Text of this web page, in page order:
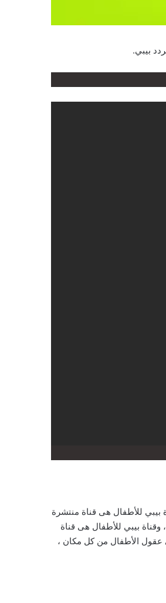
بيبي.
للأطفال هى قناة منتشرة
بيبي للأطفال هى قناة
عقول الأطفال من كل مكان ،